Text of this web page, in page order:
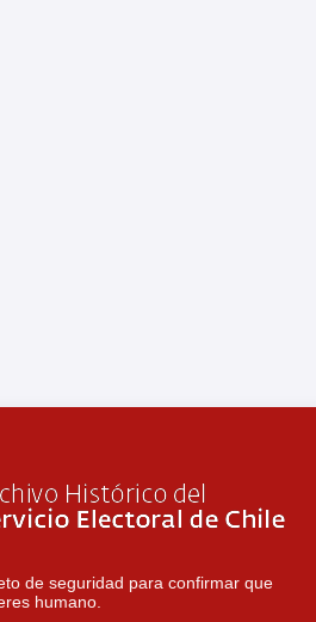
de seguridad para confirmar que
humano.